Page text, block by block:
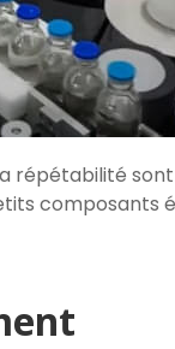
répétabilité
composants